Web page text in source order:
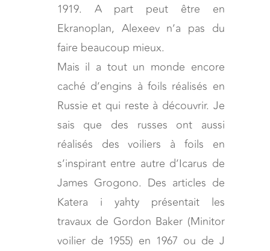
1919. A part peut être en
Ekranoplan, Alexeev n’a pas du
faire beaucoup mieux.
Mais il a tout un monde encore
caché d’engins à foils réalisés en
Russie et qui reste à découvrir. Je
sais que des russes ont aussi
réalisés des voiliers à foils en
s’inspirant entre autre d’Icarus de
James Grogono. Des articles de
Katera i yahty présentait les
travaux de Gordon Baker (Minitor
voilier de 1955) en 1967 ou de J